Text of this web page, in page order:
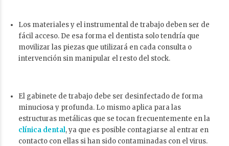
Los materiales y el instrumental de trabajo deben ser de
fácil acceso. De esa forma el dentista solo tendría que
movilizar las piezas que utilizará en cada consulta o
intervención sin manipular el resto del stock.
El gabinete de trabajo debe ser desinfectado de forma
minuciosa y profunda. Lo mismo aplica para las
estructuras metálicas que se tocan frecuentemente en la
clínica dental, ya que es posible contagiarse al entrar en
contacto con ellas si han sido contaminadas con el virus.